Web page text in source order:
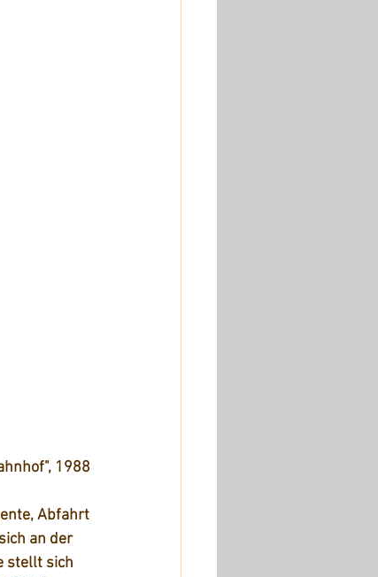
1988
Abfahrt
an der
stellt sich